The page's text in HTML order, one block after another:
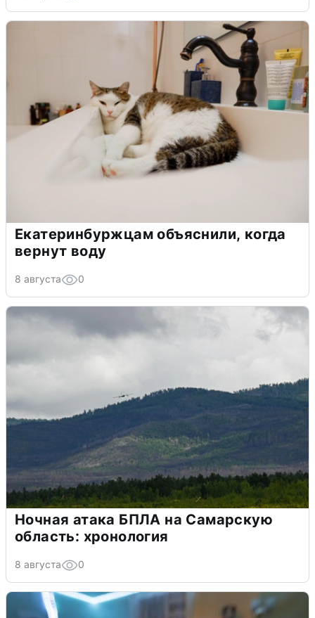
Екатеринбуржцам объяснили, когда
вернут воду
8 августа 0
Ночная атака БПЛА на Самарскую
область: хронология
8 августа 0